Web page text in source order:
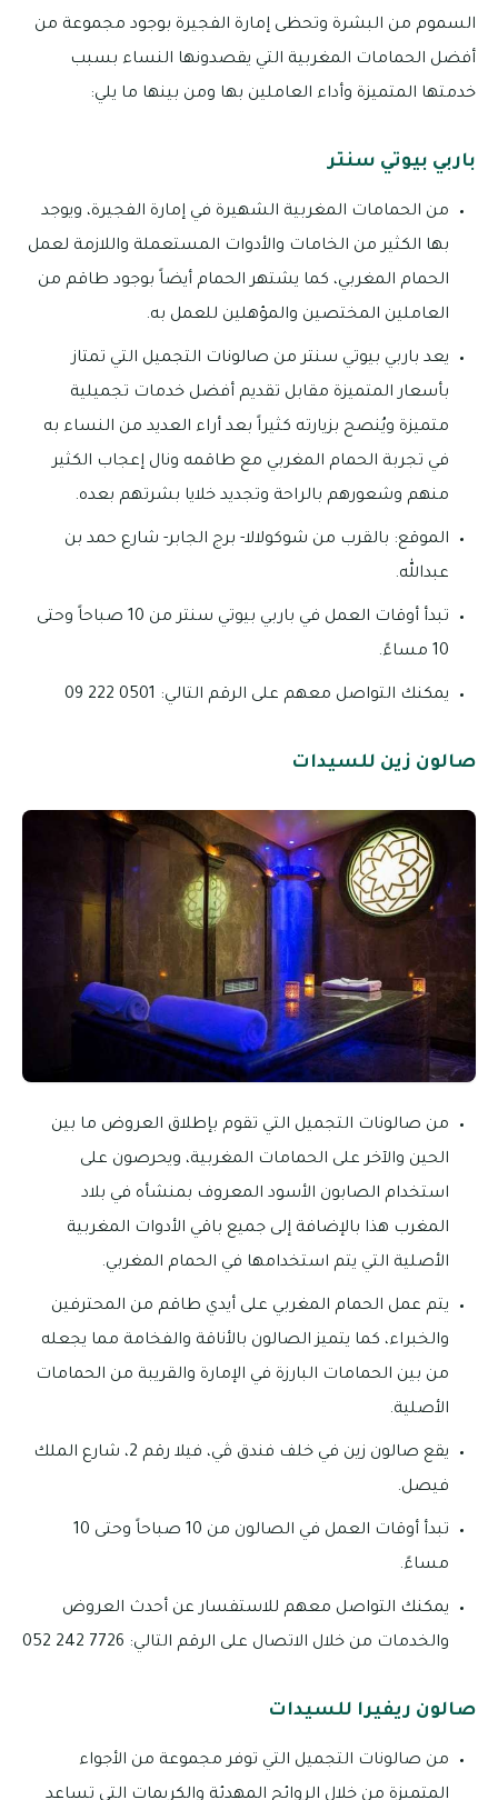
السموم من البشرة وتحظى إمارة الفجيرة بوجود مجموعة من
أفضل الحمامات المغربية التي يقصدونها النساء بسبب
خدمتها المتميزة وأداء العاملين بها ومن بينها ما يلي:
باربي بيوتي سنتر
من الحمامات المغربية الشهيرة في إمارة الفجيرة، ويوجد
بها الكثير من الخامات والأدوات المستعملة واللازمة لعمل
الحمام المغربي، كما يشتهر الحمام أيضاً بوجود طاقم من
العاملين المختصين والمؤهلين للعمل به.
يعد باربي بيوتي سنتر من صالونات التجميل التي تمتاز
بأسعار المتميزة مقابل تقديم أفضل خدمات تجميلية
متميزة ويُنصح بزيارته كثيراً بعد أراء العديد من النساء به
في تجربة الحمام المغربي مع طاقمه ونال إعجاب الكثير
منهم وشعورهم بالراحة وتجديد خلايا بشرتهم بعده.
الموقع: بالقرب من شوكولالا- برج الجابر- شارع حمد بن
عبدالله.
تبدأ أوقات العمل في باربي بيوتي سنتر من 10 صباحاً وحتى
10 مساءً.
يمكنك التواصل معهم على الرقم التالي: 0501 222 09
صالون زين للسيدات
من صالونات التجميل التي تقوم بإطلاق العروض ما بين
الحين والآخر على الحمامات المغربية، ويحرصون على
استخدام الصابون الأسود المعروف بمنشأه في بلاد
المغرب هذا بالإضافة إلى جميع باقي الأدوات المغربية
الأصلية التي يتم استخدامها في الحمام المغربي.
يتم عمل الحمام المغربي على أيدي طاقم من المحترفين
والخبراء، كما يتميز الصالون بالأناقة والفخامة مما يجعله
من بين الحمامات البارزة في الإمارة والقريبة من الحمامات
الأصلية.
يقع صالون زين في خلف فندق ڤي، فيلا رقم 2، شارع الملك
فيصل.
تبدأ أوقات العمل في الصالون من 10 صباحاً وحتى 10
مساءً.
يمكنك التواصل معهم للاستفسار عن أحدث العروض
والخدمات من خلال الاتصال على الرقم التالي: 7726 242 052
صالون ريفيرا للسيدات
من صالونات التجميل التي توفر مجموعة من الأجواء
المتميزة من خلال الروائح المهدئة والكريمات التي تساعد